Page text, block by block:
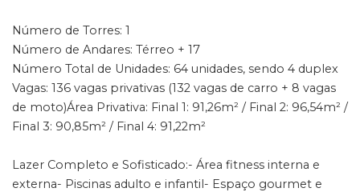
Número de Torres: 1
Número de Andares: Térreo + 17
Número Total de Unidades: 64 unidades, sendo 4 duplex
Vagas: 136 vagas privativas (132 vagas de carro + 8 vagas
de moto)Área Privativa: Final 1: 91,26m² / Final 2: 96,54m² /
Final 3: 90,85m² / Final 4: 91,22m²
Lazer Completo e Sofisticado:- Área fitness interna e
externa- Piscinas adulto e infantil- Espaço gourmet e